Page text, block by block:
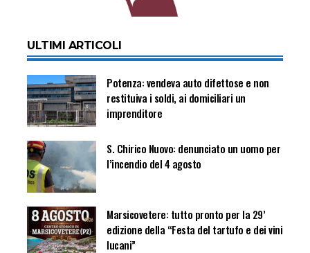
ULTIMI ARTICOLI
Potenza: vendeva auto difettose e non
restituiva i soldi, ai domiciliari un
imprenditore
S. Chirico Nuovo: denunciato un uomo per
l’incendio del 4 agosto
Marsicovetere: tutto pronto per la 29’
edizione della “Festa del tartufo e dei vini
lucani”